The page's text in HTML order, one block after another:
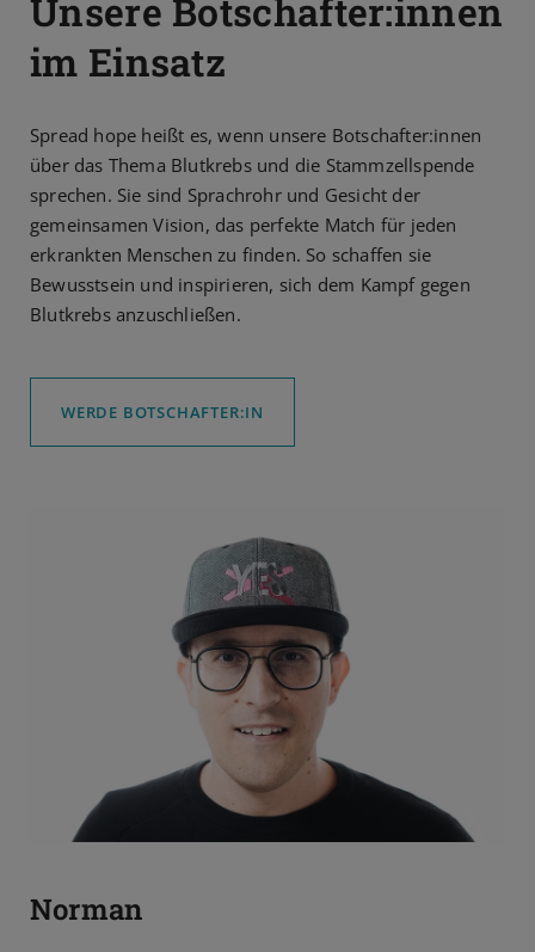
Unsere Botschafter:innen
im Einsatz
Spread hope heißt es, wenn unsere Botschafter:innen
über das Thema Blutkrebs und die Stammzellspende
sprechen. Sie sind Sprachrohr und Gesicht der
gemeinsamen Vision, das perfekte Match für jeden
erkrankten Menschen zu finden. So schaffen sie
Bewusstsein und inspirieren, sich dem Kampf gegen
Blutkrebs anzuschließen.
WERDE BOTSCHAFTER:IN
Norman